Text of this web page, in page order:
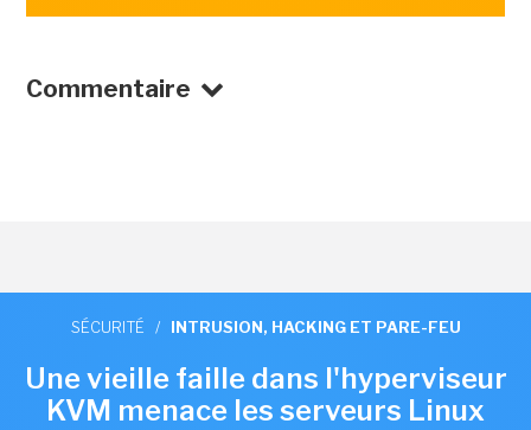
Commentaire
SÉCURITÉ / INTRUSION, HACKING ET PARE-FEU
Une vieille faille dans l'hyperviseur
KVM menace les serveurs Linux